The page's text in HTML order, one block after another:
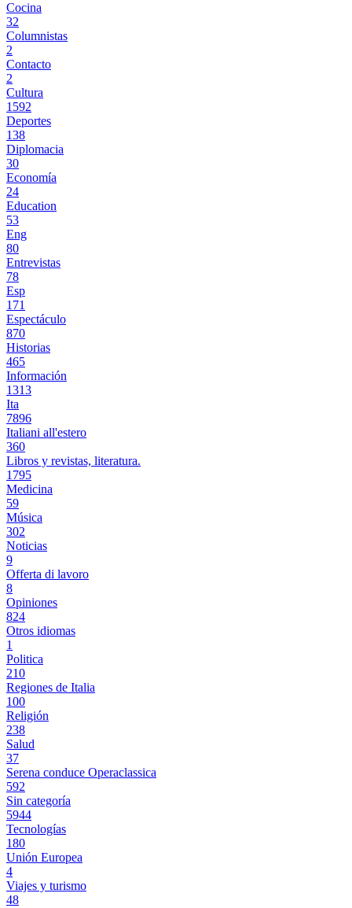
Cocina
32
Columnistas
2
Contacto
2
Cultura
1592
Deportes
138
Diplomacia
30
Economía
24
Education
53
Eng
80
Entrevistas
78
Esp
171
Espectáculo
870
Historias
465
Información
1313
Ita
7896
Italiani all'estero
360
Libros y revistas, literatura.
1795
Medicina
59
Música
302
Noticias
9
Offerta di lavoro
8
Opiniones
824
Otros idiomas
1
Politica
210
Regiones de Italia
100
Religión
238
Salud
37
Serena conduce Operaclassica
592
Sin categoría
5944
Tecnologías
180
Unión Europea
4
Viajes y turismo
48